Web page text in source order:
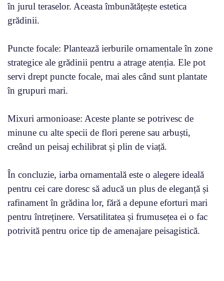
în jurul teraselor. Aceasta îmbunătățește estetica
grădinii.
Puncte focale: Plantează ierburile ornamentale în zone
strategice ale grădinii pentru a atrage atenția. Ele pot
servi drept puncte focale, mai ales când sunt plantate
în grupuri mari.
Mixuri armonioase: Aceste plante se potrivesc de
minune cu alte specii de flori perene sau arbuști,
creând un peisaj echilibrat și plin de viață.
În concluzie, iarba ornamentală este o alegere ideală
pentru cei care doresc să aducă un plus de eleganță și
rafinament în grădina lor, fără a depune eforturi mari
pentru întreținere. Versatilitatea și frumusețea ei o fac
potrivită pentru orice tip de amenajare peisagistică.